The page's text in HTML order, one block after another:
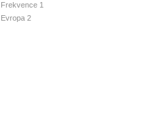
Frekvence 1
Evropa 2